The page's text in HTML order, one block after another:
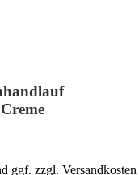
ggf. zzgl. Versandkosten